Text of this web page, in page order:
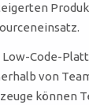
Code-
von
können